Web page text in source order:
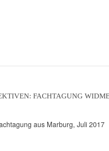
FACH­TA­GUNG
aus Marburg, Juli 2017